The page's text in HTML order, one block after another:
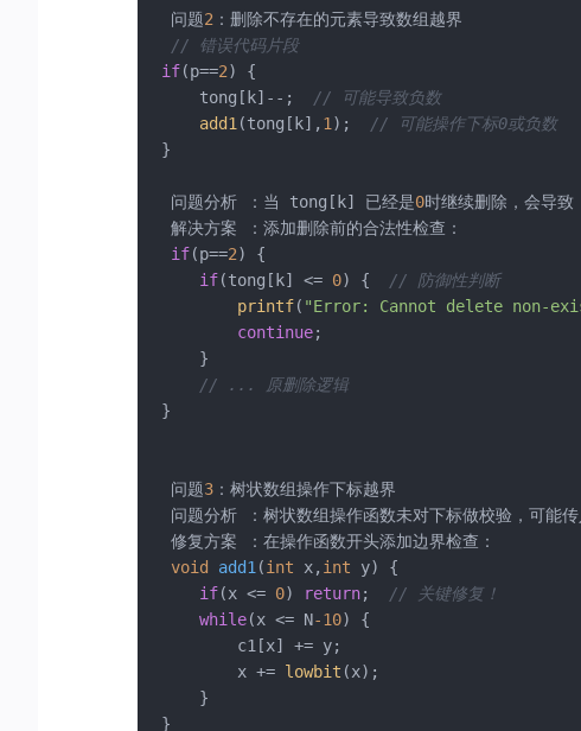
while(q--)
int p,k;
scanf("%d%d"
,&p,&k);
printf("%d %d\n",p,k);
if
add_num
(k);
add1(tong[k],1);
if(tong[k]
add2(tong[k],tong[k]);
(tong[k]-1) add2(tong[k]-1,-tong[k]+ 1);
//printf("!\n");
(p==2
if(!tong[k])  num--;
if(tong[k]) add1(tong[k],1);
add1(tong[k]+1,-1);
if(tong[k]) add2(tong[k],tong[k]);
add2(tong[k]+ 1,-tong[k]-1
);
)
printf
问题2 ：删除不存在的元素导致数组越界
// 错误代码片段
if(p==2) {
    tong[k]--;
// 可能导致负数
add1 (tong[k], 1 );
// 可能操作下标0或负数
}
问题分析 ：当 tong[k] 已经是0时继续删除，会导
解决方案 ：添加删除前的合法性检查：
if(p==2) {
if(tong[k] <= 0) {
// 防御性判断
printf( "Error: Cannot delete non-
continue;
    }
// ... 原删除逻辑
}
问题3 ：树状数组操作下标越界
问题分析 ：树状数组操作函数未对下标做校验，可能传
修复方案 ：在操作函数开头添加边界检查：
void
add1 (int x, int y)
{
if(x <= 0) return;
// 关键修复！
while(x <= N-10) {
        c1[x] += y;
        x +=
lowbit (x);
    }